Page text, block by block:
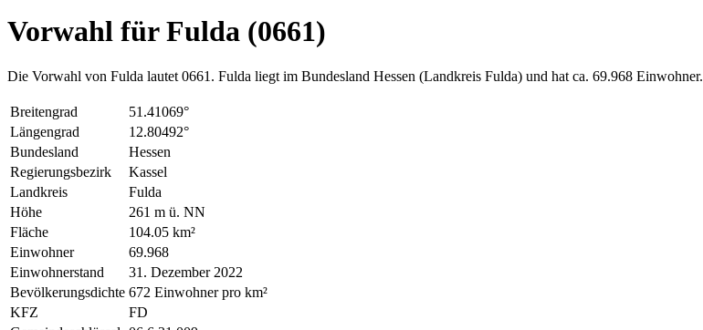
Vorwahl für Fulda (0661)
Die Vorwahl von Fulda lautet 0661. Fulda liegt im Bundesland Hessen (Landkreis Fulda) und hat ca. 69.968 Einwohner.
Breitengrad
51.41069°
Längengrad
12.80492°
Bundesland
Hessen
Regierungsbezirk
Kassel
Landkreis
Fulda
Höhe
261 m ü. NN
Fläche
104.05 km²
Einwohner
69.968
Einwohnerstand
31. Dezember 2022
Bevölkerungsdichte 672 Einwohner pro km²
KFZ
FD